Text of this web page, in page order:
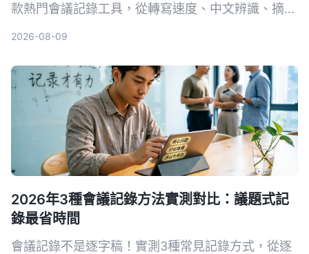
款熱門會議記錄工具，從轉寫速度、中文辨識、摘要
2026-08-09
2026年3種會議記錄方法實測對比：議題式記
錄最省時間
會議記錄不是逐字稿！實測3種常見記錄方式，從逐